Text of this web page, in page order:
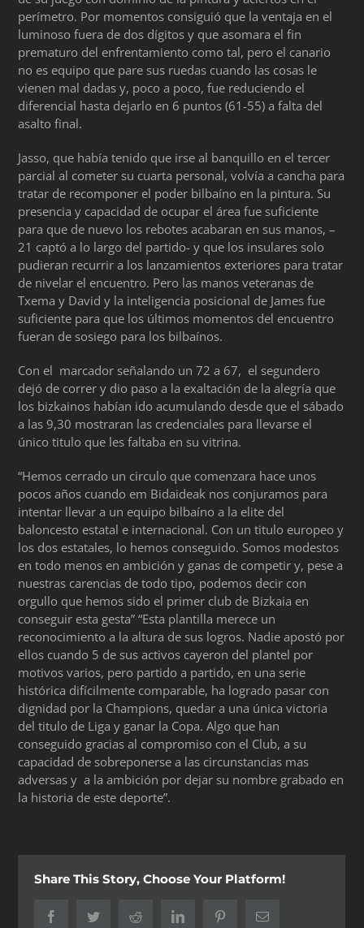
perímetro. Por momentos consiguió que la ventaja en el
luminoso fuera de dos dígitos y que asomara el fin
prematuro del enfrentamiento como tal, pero el canario
no es equipo que pare sus ruedas cuando las cosas le
vienen mal dadas y, poco a poco, fue reduciendo el
diferencial hasta dejarlo en 6 puntos (61-55) a falta del
asalto final.
Jasso, que había tenido que irse al banquillo en el tercer
parcial al cometer su cuarta personal, volvía a cancha para
tratar de recomponer el poder bilbaíno en la pintura. Su
presencia y capacidad de ocupar el área fue suficiente
para que de nuevo los rebotes acabaran en sus manos, –
21 captó a lo largo del partido- y que los insulares solo
pudieran recurrir a los lanzamientos exteriores para tratar
de nivelar el encuentro. Pero las manos veteranas de
Txema y David y la inteligencia posicional de James fue
suficiente para que los últimos momentos del encuentro
fueran de sosiego para los bilbaínos.
Con el marcador señalando un 72 a 67, el segundero
dejó de correr y dio paso a la exaltación de la alegría que
los bizkainos habían ido acumulando desde que el sábado
a las 9,30 mostraran las credenciales para llevarse el
único titulo que les faltaba en su vitrina.
“Hemos cerrado un circulo que comenzara hace unos
pocos años cuando em Bidaideak nos conjuramos para
intentar llevar a un equipo bilbaíno a la elite del
baloncesto estatal e internacional. Con un titulo europeo y
los dos estatales, lo hemos conseguido. Somos modestos
en todo menos en ambición y ganas de competir y, pese a
nuestras carencias de todo tipo, podemos decir con
orgullo que hemos sido el primer club de Bizkaia en
conseguir esta gesta” “Esta plantilla merece un
reconocimiento a la altura de sus logros. Nadie apostó por
ellos cuando 5 de sus activos cayeron del plantel por
motivos varios, pero partido a partido, en una serie
histórica difícilmente comparable, ha logrado pasar con
dignidad por la Champions, quedar a una única victoria
del titulo de Liga y ganar la Copa. Algo que han
conseguido gracias al compromiso con el Club, a su
capacidad de sobreponerse a las circunstancias mas
adversas y a la ambición por dejar su nombre grabado en
la historia de este deporte”.
Share This Story, Choose Your Platform!
FacebookTwitter Reddit LinkedIn PinterestCorreo